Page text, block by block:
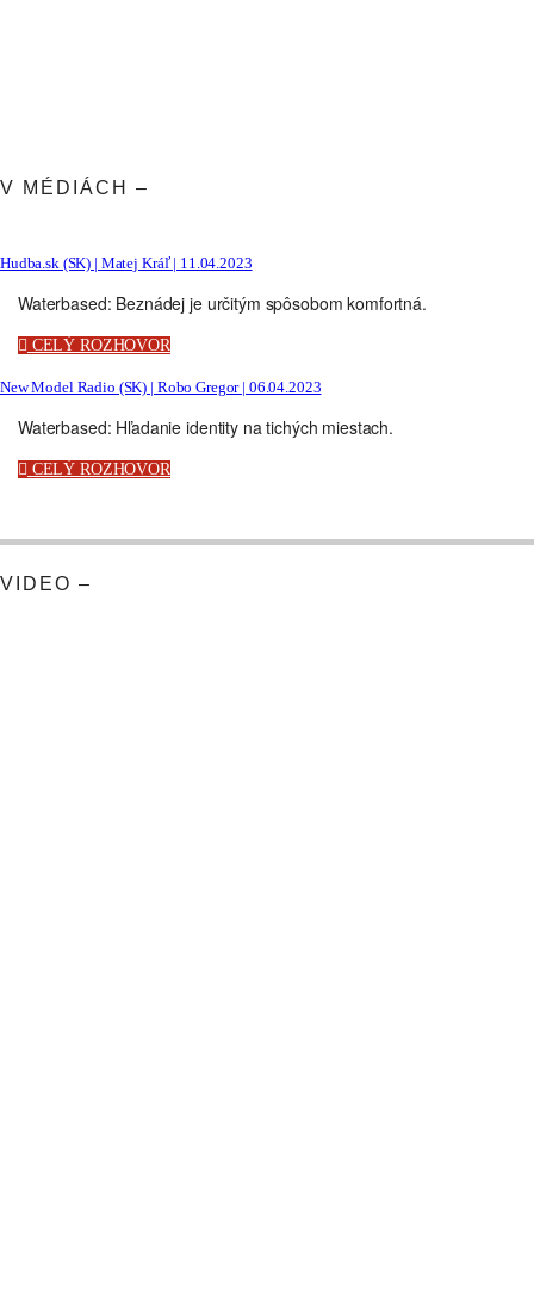
V MÉDIÁCH –
Hudba.sk (SK) | Matej Kráľ | 11.04.2023
Waterbased: Beznádej je určitým spôsobom komfortná.
CELÝ ROZHOVOR
New Model Radio (SK) | Robo Gregor | 06.04.2023
Waterbased: Hľadanie identity na tichých miestach.
CELÝ ROZHOVOR
VIDEO –